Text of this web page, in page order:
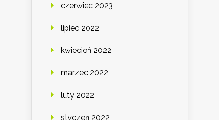
czerwiec 2023
lipiec 2022
kwiecień 2022
marzec 2022
luty 2022
styczeń 2022